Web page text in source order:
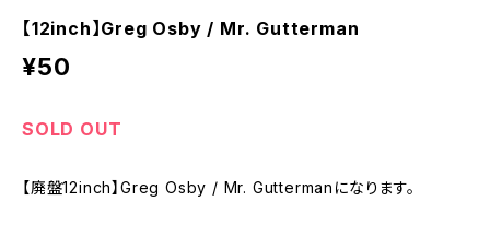
【12inch】Greg Osby / Mr. Gutterman
¥50
SOLD OUT
【廃盤12inch】Greg Osby / Mr. Guttermanになります。